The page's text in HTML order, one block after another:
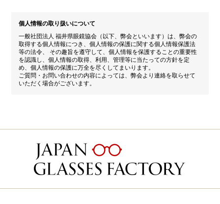
個人情報の取り扱いについて
一般社団法人 福井県眼鏡協会（以下、弊会といいます）は、弊会の
取得する個人情報につき、個人情報の保護に関する個人情報保護法
等の法令、 その趣旨を遵守して、個人情報を保護することの重要性
を認識し、個人情報の取得、利用、管理等に当たっての方針を定
め、個人情報の保護に万全を尽くしてまいります。
ご質問・お問い合わせの内容によっては、弊会より連絡を取らせて
いただく場合がございます。